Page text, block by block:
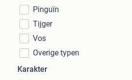
Pinguïn
Tijger
Vos
Overige typen
Karakter